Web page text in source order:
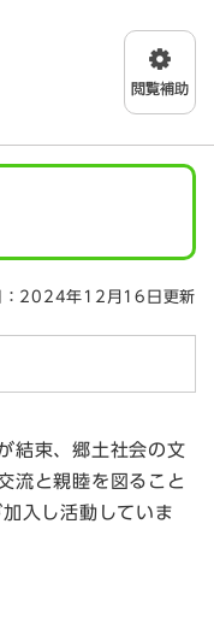
文へ
：2024年12月16日更新
結束、郷土社会の文
流と親睦を図ること
入し活動していま